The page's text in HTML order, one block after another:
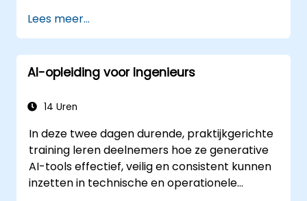
TensorFlow en PyTorch.
AI-technieken toepassen om praktische
problemen in softwareontwikkeling op te
lossen.
practices binnen AI-engineering.
verantwoordelijkheden bij het
ontwikkelen van AI-systemen herkennen.
Lees meer...
AI-opleiding voor Ingenieurs
14 Uren
In deze twee dagen durende, praktijkgerichte
training leren deelnemers hoe ze generative
AI-tools effectief, veilig en consistent kunnen
inzetten in technische en operationele